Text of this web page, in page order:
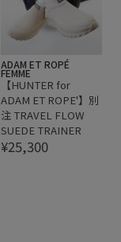
ADAM ET ROPÉ
FEMME
【HUNTER for
ADAM ET ROPE'】別
注 TRAVEL FLOW
SUEDE TRAINER
¥25,300